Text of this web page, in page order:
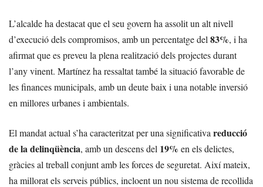
L’alcalde ha destacat que el seu govern ha assolit un alt nivell
d’execució dels compromisos, amb un percentatge del 83%, i ha
afirmat que es preveu la plena realització dels projectes durant
l’any vinent. Martínez ha ressaltat també la situació favorable de
les finances municipals, amb un deute baix i una notable inversió
en millores urbanes i ambientals.
El mandat actual s’ha caracteritzat per una significativa reducció
de la delinqüència, amb un descens del 19% en els delictes,
gràcies al treball conjunt amb les forces de seguretat. Així mateix,
ha millorat els serveis públics, incloent un nou sistema de recollida